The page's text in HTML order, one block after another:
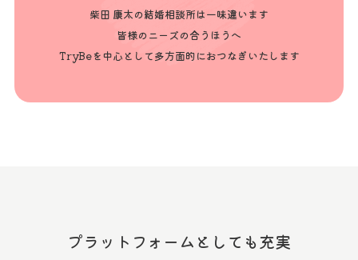
柴田 康太の結婚相談所は一味違います
皆様のニーズの合うほうへ
TryBeを中心として多方面的におつなぎいたします
プラットフォームとしても充実